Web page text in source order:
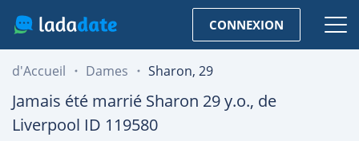
CONNEXION
d'Accueil Dames Sharon, 29
Jamais été marrié Sharon 29y.o., de
Liverpool ID 119580